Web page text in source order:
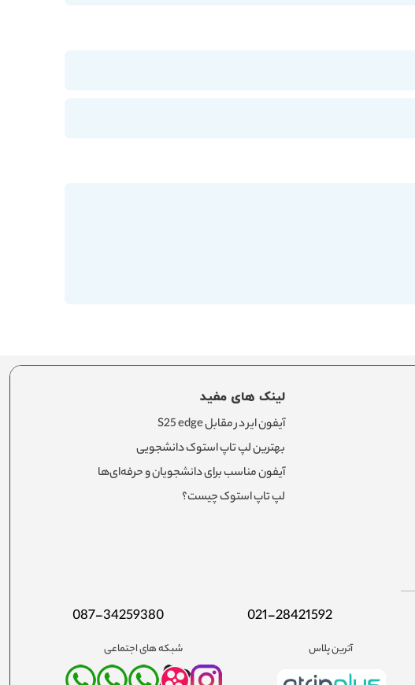
لینک های مفید
آیفون ایر در مقابل S25 edge
بهترین لپ تاپ استوک دانشجویی
آیفون مناسب برای دانشجویان و حرفه‌ای‌ها
لپ تاپ استوک چیست؟
021-28421592
087-34259380
آترین پلاس شبکه های اجتماعی